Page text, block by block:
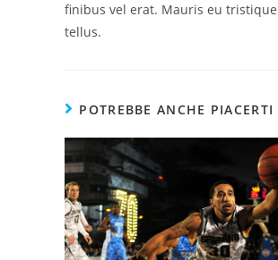
finibus vel erat. Mauris eu
tellus.
POTREBBE ANCHE PIACERTI